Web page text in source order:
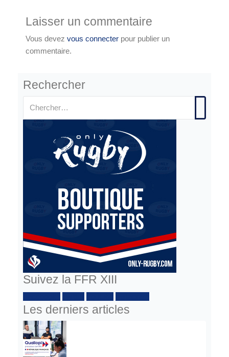
Laisser un commentaire
Vous devez vous connecter pour publier un
commentaire.
Rechercher
Suivez la FFR XIII
Les derniers articles